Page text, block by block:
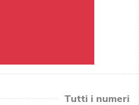
Tutti i numeri